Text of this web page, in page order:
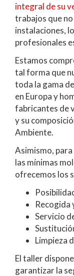
integral de su
trabajos que
instalaciones,
profesionales
Estamos
tal forma que
toda la gama
en Europa y
fabricantes de
y su
Ambiente.
Asimismo,
las mínimas
ofrecemos los
Recogida
Servicio
Limpieza
El taller
garantizar la